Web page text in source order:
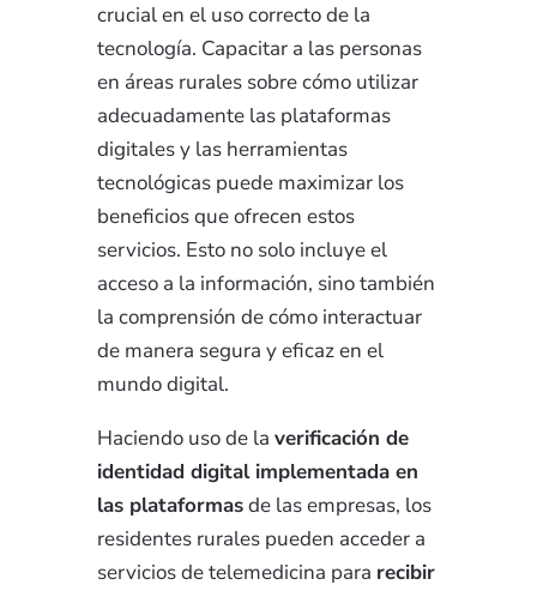
crucial en el uso correcto de la
tecnología. Capacitar a las personas
en áreas rurales sobre cómo utilizar
adecuadamente las plataformas
digitales y las herramientas
tecnológicas puede maximizar los
beneficios que ofrecen estos
servicios. Esto no solo incluye el
acceso a la información, sino también
la comprensión de cómo interactuar
de manera segura y eficaz en el
mundo digital.
Haciendo uso de la verificación de
identidad digital implementada en
las plataformasde las empresas, los
residentes rurales pueden acceder a
servicios de telemedicina para recibir